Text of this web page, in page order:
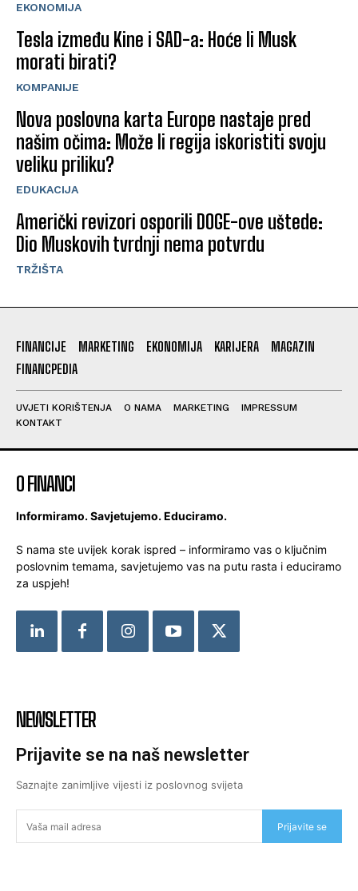
EKONOMIJA
Tesla između Kine i SAD-a: Hoće li Musk
morati birati?
KOMPANIJE
Nova poslovna karta Europe nastaje pred
našim očima: Može li regija iskoristiti svoju
veliku priliku?
EDUKACIJA
Američki revizori osporili DOGE-ove uštede:
Dio Muskovih tvrdnji nema potvrdu
TRŽIŠTA
FINANCIJE MARKETING EKONOMIJA KARIJERA
MAGAZIN
FINANCPEDIA
UVJETI KORIŠTENJA O NAMA MARKETING
IMPRESSUM
KONTAKT
O FINANCI
Informiramo. Savjetujemo. Educiramo.
S nama ste uvijek korak ispred – informiramo vas o ključnim
poslovnim temama, savjetujemo vas na putu rasta i educiramo
za uspjeh!
NEWSLETTER
Prijavite se na naš newsletter
Saznajte zanimljive vijesti iz poslovnog svijeta
Prijavite se